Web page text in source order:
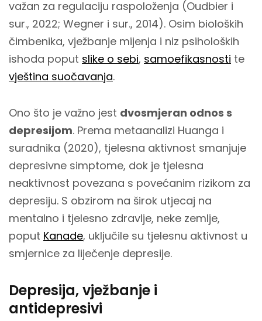
važan za regulaciju raspoloženja (Oudbier i
sur., 2022; Wegner i sur., 2014). Osim bioloških
čimbenika, vježbanje mijenja i niz psiholoških
ishoda poput slike o sebi, samoefikasnosti te
vještina suočavanja.
Ono što je važno jest dvosmjeran odnos s
depresijom. Prema metaanalizi Huanga i
suradnika (2020), tjelesna aktivnost smanjuje
depresivne simptome, dok je tjelesna
neaktivnost povezana s povećanim rizikom za
depresiju. S obzirom na širok utjecaj na
mentalno i tjelesno zdravlje, neke zemlje,
poput Kanade, uključile su tjelesnu aktivnost u
smjernice za liječenje depresije.
Depresija, vježbanje i
antidepresivi